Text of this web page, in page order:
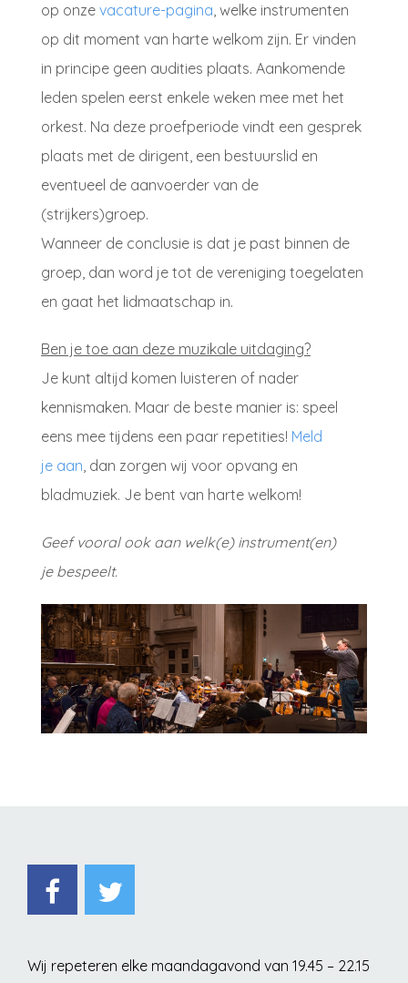
op onze vacature-pagina, welke instrumenten
op dit moment van harte welkom zijn. Er vinden
in principe geen audities plaats. Aankomende
leden spelen eerst enkele weken mee met het
orkest. Na deze proefperiode vindt een gesprek
plaats met de dirigent, een bestuurslid en
eventueel de aanvoerder van de
(strijkers)groep.
Wanneer de conclusie is dat je past binnen de
groep, dan word je tot de vereniging toegelaten
en gaat het lidmaatschap in.
Ben je toe aan deze muzikale uitdaging?
Je kunt altijd komen luisteren of nader
kennismaken. Maar de beste manier is: speel
eens mee tijdens een paar repetities! Meld
je aan, dan zorgen wij voor opvang en
bladmuziek. Je bent van harte welkom!
Geef vooral ook aan welk(e) instrument(en)
je bespeelt.
Wij repeteren elke maandagavond van 19.45 – 22.15